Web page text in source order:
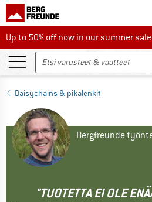
Up to 50% off now in our summer sale
Up to 50% off now in our summer
Daisychains & pikalenkit
Bergfreunde
"TUOTETTA EI OLE